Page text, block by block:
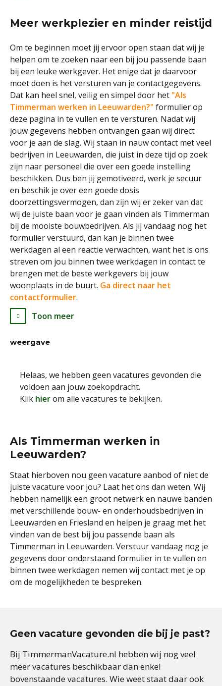
Meer werkplezier en minder reistijd
Om te beginnen moet jij ervoor open staan dat wij je
helpen om te zoeken naar een bij jou passende baan
bij een leuke werkgever. Het enige dat je daarvoor
moet doen is het versturen van je contactgegevens.
Dat kan heel snel, veilig en simpel door het "Als
Timmerman werken in Leeuwarden?" formulier op
deze pagina in te vullen en te versturen. Nadat wij
jouw gegevens hebben ontvangen gaan wij direct
voor je aan de slag. Wij staan in nauw contact met veel
bedrijven in Leeuwarden, die juist in deze tijd op zoek
zijn naar personeel die over een goede instelling
beschikken. Dus ben jij gemotiveerd, werk je secuur
en beschik je over een goede dosis
doorzettingsvermogen, dan zijn wij er zeker van dat
wij de juiste baan voor je gaan vinden als Timmerman
bij de mooiste bouwbedrijven. Als jij vandaag nog het
formulier verstuurd, dan kan je binnen twee
werkdagen al een reactie verwachten, want het is ons
streven om jou binnen twee werkdagen in contact te
brengen met de beste werkgevers bij jouw
woonplaats in de buurt. Ga direct naar het
contactformulier.
Toon meer
weergave
Helaas, we hebben geen vacatures gevonden die
voldoen aan jouw zoekopdracht.
Klik hierom alle vacatures te bekijken.
Als Timmerman werken in
Leeuwarden?
Staat hierboven nou geen vacature aanbod of niet de
juiste vacature voor jou? Laat het ons dan weten. Wij
hebben namelijk een groot netwerk en nauwe banden
met verschillende bouw- en onderhoudsbedrijven in
Leeuwarden en Friesland en helpen je graag met het
vinden van de best bij jou passende baan als
Timmerman in Leeuwarden. Verstuur vandaag nog je
gegevens door onderstaand formulier in te vullen en
binnen twee werkdagen nemen wij contact met je op
om de mogelijkheden te bespreken.
Geen vacature gevonden die bij je past?
Bij TimmermanVacature.nl hebben wij nog veel
meer vacatures beschikbaar dan enkel
bovenstaande vacatures. Wie weet staat daar ook